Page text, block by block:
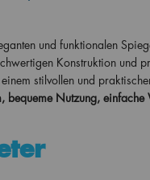
und funktionalen
Konstruktion und
stilvollen und
bequeme Nutzung,